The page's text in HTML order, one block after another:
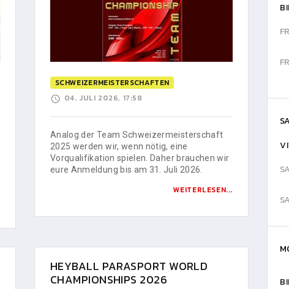
SCHWEIZERMEISTERSCHAFTEN
04. JULI 2026, 17:58
Analog der Team Schweizermeisterschaft
2025 werden wir, wenn nötig, eine
Vorqualifikation spielen. Daher brauchen wir
eure Anmeldung bis am 31. Juli 2026.
WEITERLESEN...
HEYBALL PARASPORT WORLD
CHAMPIONSHIPS 2026